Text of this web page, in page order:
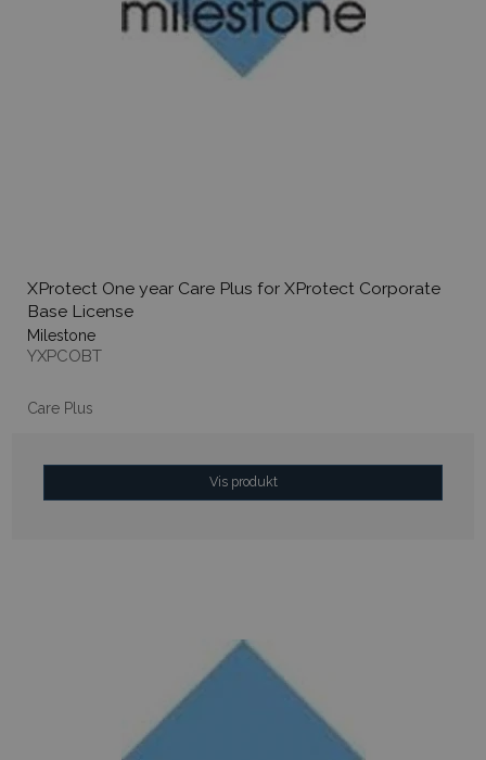
XProtect One year Care Plus for XProtect Corporate
Base License
Milestone
YXPCOBT
Care Plus
Vis produkt